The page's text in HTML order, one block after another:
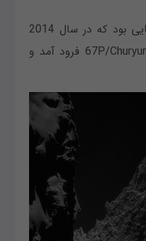
کاوشگر Philae اولین فضاپیمایی بود که در سال 2014
روی سطح 67P/Churyumov-Gerasimenko فرود آمد و